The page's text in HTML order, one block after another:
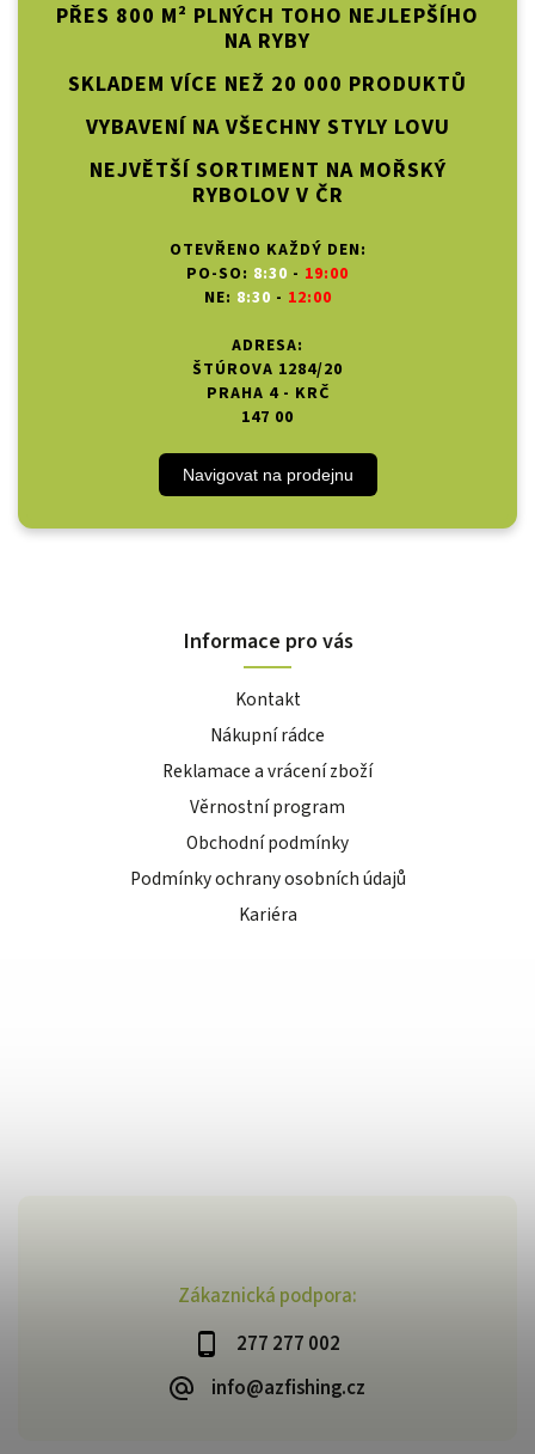
Zákaznická podpora:
277 277 002
info@azfishing.cz
PŘES 800 M² PLNÝCH TOHO NEJLEPŠÍHO
NA RYBY
SKLADEM VÍCE NEŽ 20 000 PRODUKTŮ
VYBAVENÍ NA VŠECHNY STYLY LOVU
NEJVĚTŠÍ SORTIMENT NA MOŘSKÝ
RYBOLOV V ČR
OTEVŘENO KAŽDÝ DEN:
PO-SO: 8:30 - 19:00
NE: 8:30 - 12:00
ADRESA:
ŠTÚROVA 1284/20
PRAHA 4 - KRČ
147 00
Navigovat na prodejnu
Informace pro vás
Kontakt
Nákupní rádce
Reklamace a vrácení zboží
Věrnostní program
Obchodní podmínky
Podmínky ochrany osobních údajů
Kariéra